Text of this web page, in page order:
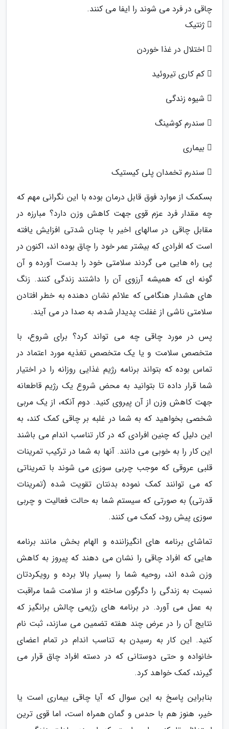
چاقی در فرد می شوند را ایفا می کنند.
 ژنتیک
 اختلال در غذا خوردن
 کم کاری تیروئید
 شیوه زندگی
 سندرم کوشینگ
 بیماری
 سندرم تخمدان پلی کیستیک
بسکمک از موارد فوق قابل درمان بوده با این نگرانی مهم که
چه مقدار فرد عزم قوی جهت کاهش وزن دارد؟ مبارزه در
مقابل چاقی در سالهای اخیر با چنان شدتی افزایش یافته
است که افرادی که بیشتر عمر خود را چاق بوده اند، اکنون در
پی راه هایی می گردند سلامتی خود را بدست آورده و آن
گونه ای که همیشه آرزوی آن را داشتند زندگی کنند. زنگ
های هشدار هنگامی که علائم نشان دهنده به خطر افتادن
سلامتی ناشی از غفلت پدیدار شده، به صدا در می آیند.
پس در مورد چاقی چه می تواند کرد؟ برای شروع، با
متخصص سلامت و یا یک متخصص تغذیه مورد اعتماد در
تماس بوده که بتواند برنامه رژیم غذایی روزانه را در اختیار
شما قرار داده تا بتوانید به محض شروع یک رژیم قاطعانه
جهت کاهش وزن از آن پیروی کنید. دوم آنکه، از یک مربی
شخصی بخواهید که به شما در غلبه بر چاقی کمک کند، به
این دلیل که چنین افرادی که در کار تناسب اندام می باشند
این کار را به خوبی می دانند. آنها به شما در ترکیب تمرینات
قلبی عروقی که موجب چربی سوزی می شوند با تمریناتی
که می توانند کمک نموده بدنتان تقویت شده (تمرینات
قدرتی) به صورتی که سیستم شما به حالت فعالیت و چربی
سوزی پیش رود، کمک می کنند.
تماشای برنامه های انگیزاننده و الهام بخش مانند برنامه
هایی که افراد چاقی را نشان می دهند که پیروز به کاهش
وزن شده اند، روحیه شما را بسیار بالا برده و رویکردتان
نسبت به زندگی را دگرگون ساخته و از سلامت شما مراقبت
به عمل می آورد. در برنامه های رژیمی چالش برانگیز که
نتایج آن را در عرض چند هفته تضمین می سازند، ثبت نام
کنید. این کار به رسیدن به تناسب اندام در تمام اعضای
خانواده و حتی دوستانی که در دسته افراد چاق قرار می
گیرند، کمک خواهد کرد.
بنابراین پاسخ به این سوال که آیا چاقی بیماری است یا
خیر، هنوز هم با حدس و گمان همراه است، اما قوی ترین